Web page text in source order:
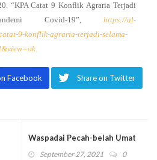
“KPA Catat 9 Konflik Agraria Terjadi
Covid-19”, https://al-
9-konflik-agraria-terjadi-selama-
Facebook Share on Twitter
Waspadai Pecah-belah Umat
September 27, 2021 0